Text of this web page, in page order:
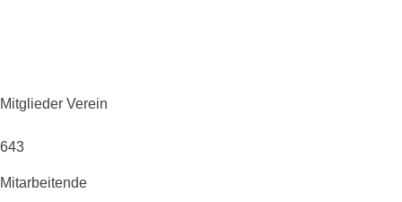
Mitglieder Verein
643
Mitarbeitende